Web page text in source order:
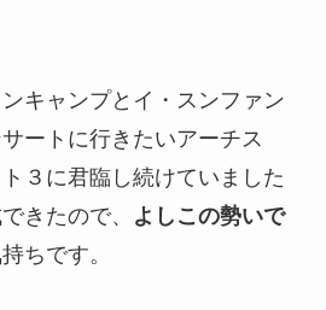
キャンプとイ・スンファン
ートに行きたいアーチス
３に君臨し続けていました
きたので、
よしこの勢いで
ちです。